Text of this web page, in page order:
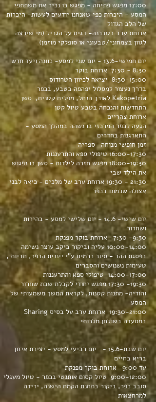
17:00 מפגש פתיחה - מפגש בו נכיר את משתתפי
המסע - היכרות כפי שאנחנו יודעים לעשות- היכרות
של הלב הגדול
ארוחת ערב בטברנה- דגים על הגריל (מי שירצה
לגוון בצמחוני/טבעוני או סופלקי מוזמן)
יום חמישי-13.6 - יום שני למסע- כוונה ויעד חדש
8:30 - 7:30 ארוחת בוקר
8:30-15:00 יציאה לכיוון הטרודוס
בדרך נעצור למסלול יפהפה בטבע, בכפר
Kakopetria לאורך הנחל, מפלים קטנים, סשן
התחדשות והנכחה בטבע טיול קטן
ארוחת צהריים
הגעה לכפר המרכזי בו נשהה במהלך המסע -
התארגנות בחדרים
זמן חופשי מנוחה -ספריה
16:00-17:30 טיפולי ספא והתרעננות
18:00-19:30 מפגש חזרה לילדות - סשן בו נפגוש
את הילד שבי
21:30 - 19:30 ארוחת ערב של מלכים - כיאה לבני
אצולה שכמונו בכפר
יום שישי- 14.6 - יום שלישי למסע - בהירות
ושחרור
9:30- 7:30 ארוחת בוקר מפנקת
10:00-14:00 עליה וביקור ביקב עוצר נשימה
בפסגת ההר - סיור כרמים ע"י ייננית הכפר, חביות ,
טעימות נשנושים והסברים
14:00-17:00 טיפולי ספא והתרעננות
19:30- 17:30 מפגש יחודי לקבלת שבת שחרור
והודיה- מתנות קטנות, לקראת המשך משמעותי של
המסע
19:30-21:00 ארוחת ערב על בסיס Sharing
במסעדה בשולחן מלכותי
יום שבת-15.6 - יום רביעי למסע - יצירת איזון
בריא בחיים
עד 9:00 ארוחת בוקר מפנקת
9:00-12:00 טיול קסום אותנטי בכפר - טיול מעגלי
סובב כפר, ביקור בתחנת הקמח הישנה, ירידה
למרחצאות